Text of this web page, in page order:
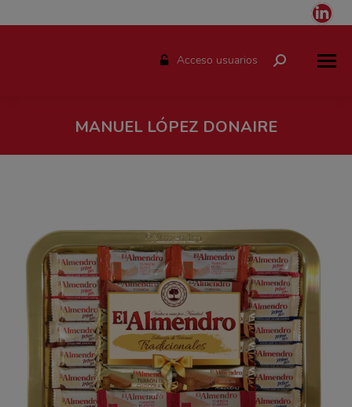
Acceso usuarios Buscar:
MANUEL LÓPEZ DONAIRE